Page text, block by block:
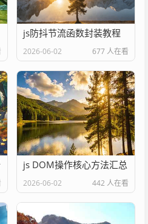
js防抖节流函数封装教程
2026-06-02 677 人在看
js DOM操作核心方法汇总
2026-06-02 442 人在看